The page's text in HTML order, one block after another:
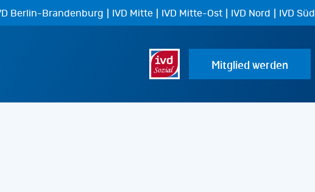
Berlin-Brandenburg | IVD Mitte | IVD Mitte-Ost | IVD Nord | IVD Süd
Mitglied werden